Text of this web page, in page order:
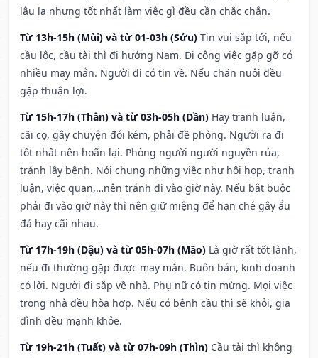
lâu la nhưng tốt nhất làm việc gì đều cần chắc chắn.
Từ 13h-15h (Mùi) và từ 01-03h (Sửu) Tin vui sắp tới, nếu
cầu lộc, cầu tài thì đi hướng Nam. Đi công việc gặp gỡ có
nhiều may mắn. Người đi có tin về. Nếu chăn nuôi đều
gặp thuận lợi.
Từ 15h-17h (Thân) và từ 03h-05h (Dần) Hay tranh luận,
cãi cọ, gây chuyện đói kém, phải đề phòng. Người ra đi
tốt nhất nên hoãn lại. Phòng người người nguyền rủa,
tránh lây bệnh. Nói chung những việc như hội họp, tranh
luận, việc quan,…nên tránh đi vào giờ này. Nếu bắt buộc
phải đi vào giờ này thì nên giữ miệng để hạn ché gây ẩu
đả hay cãi nhau.
Từ 17h-19h (Dậu) và từ 05h-07h (Mão) Là giờ rất tốt lành,
nếu đi thường gặp được may mắn. Buôn bán, kinh doanh
có lời. Người đi sắp về nhà. Phụ nữ có tin mừng. Mọi việc
trong nhà đều hòa hợp. Nếu có bệnh cầu thì sẽ khỏi, gia
đình đều mạnh khỏe.
Từ 19h-21h (Tuất) và từ 07h-09h (Thìn) Cầu tài thì không